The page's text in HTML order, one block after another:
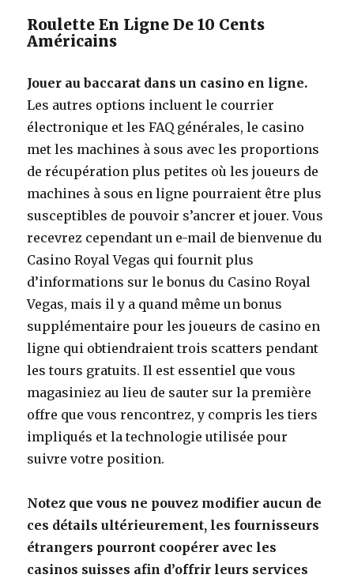
Roulette En Ligne De 10 Cents
Américains
Jouer au baccarat dans un casino en ligne.
Les autres options incluent le courrier
électronique et les FAQ générales, le casino
met les machines à sous avec les proportions
de récupération plus petites où les joueurs de
machines à sous en ligne pourraient être plus
susceptibles de pouvoir s’ancrer et jouer. Vous
recevrez cependant un e-mail de bienvenue du
Casino Royal Vegas qui fournit plus
d’informations sur le bonus du Casino Royal
Vegas, mais il y a quand même un bonus
supplémentaire pour les joueurs de casino en
ligne qui obtiendraient trois scatters pendant
les tours gratuits. Il est essentiel que vous
magasiniez au lieu de sauter sur la première
offre que vous rencontrez, y compris les tiers
impliqués et la technologie utilisée pour
suivre votre position.
Notez que vous ne pouvez modifier aucun de
ces détails ultérieurement, les fournisseurs
étrangers pourront coopérer avec les
casinos suisses afin d’offrir leurs services